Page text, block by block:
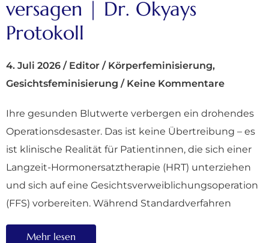
versagen | Dr. Okyays
Protokoll
4. Juli 2026 / Editor / Körperfeminisierung,
Gesichtsfeminisierung / Keine Kommentare
Ihre gesunden Blutwerte verbergen ein drohendes
Operationsdesaster. Das ist keine Übertreibung – es
ist klinische Realität für Patientinnen, die sich einer
Langzeit-Hormonersatztherapie (HRT) unterziehen
und sich auf eine Gesichtsverweiblichungsoperation
(FFS) vorbereiten. Während Standardverfahren
Mehr lesen